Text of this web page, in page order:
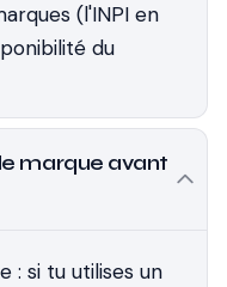
(l'INPI en
du
marque avant
: si tu utilises un